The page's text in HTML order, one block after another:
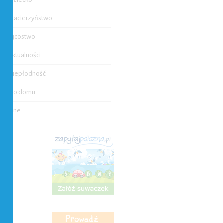
Macierzyństwo
Ojcostwo
Aktualności
Niepłodność
Do domu
Inne